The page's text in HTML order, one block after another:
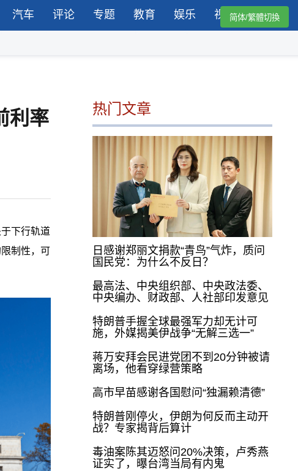
汽车 评论 专题 教育 娱乐 视频简体/繁體切換
利率
下行轨道
制性，可
热门文章
日感谢郑丽文捐款“青鸟”气炸，质问
国民党：为什么不反日？
最高法、中央组织部、中央政法委、
中央编办、财政部、人社部印发意见
特朗普手握全球最强军力却无计可
施，外媒揭美伊战争“无解三选一”
蒋万安拜会民进党团不到20分钟被请
离场，他看穿绿营策略
高市早苗感谢各国慰问“独漏赖清德”
特朗普刚停火，伊朗为何反而主动开
战？专家揭背后算计
毒油案陈其迈怒问20%决策，卢秀燕
证实了，曝台湾当局有内鬼